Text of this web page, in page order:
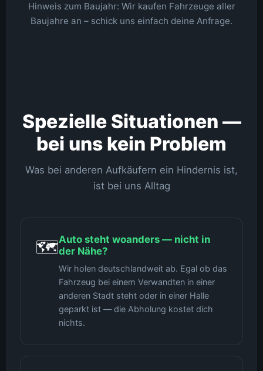
Hinweis zum Baujahr: Wir kaufen Fahrzeuge aller
Baujahre an – schick uns einfach deine Anfrage.
Spezielle Situationen —
bei uns kein Problem
Was bei anderen Aufkäufern ein Hindernis ist,
ist bei uns Alltag
🗺️Auto steht woanders — nicht in
der Nähe?
Wir holen deutschlandweit ab. Egal ob das
Fahrzeug bei einem Verwandten in einer
anderen Stadt steht oder in einer Halle
geparkt ist — die Abholung kostet dich
nichts.